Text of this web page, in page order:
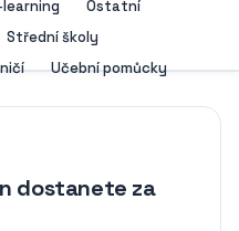
Ostatní
Střední školy
Učební pomůcky
dostanete za